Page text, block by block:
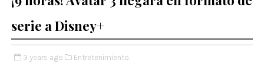
serie a Disney+
3 years ago Entretenimiento,